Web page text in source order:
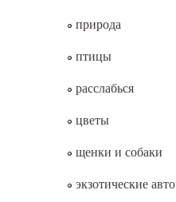
природа
птицы
расслабься
цветы
щенки и собаки
экзотические авто